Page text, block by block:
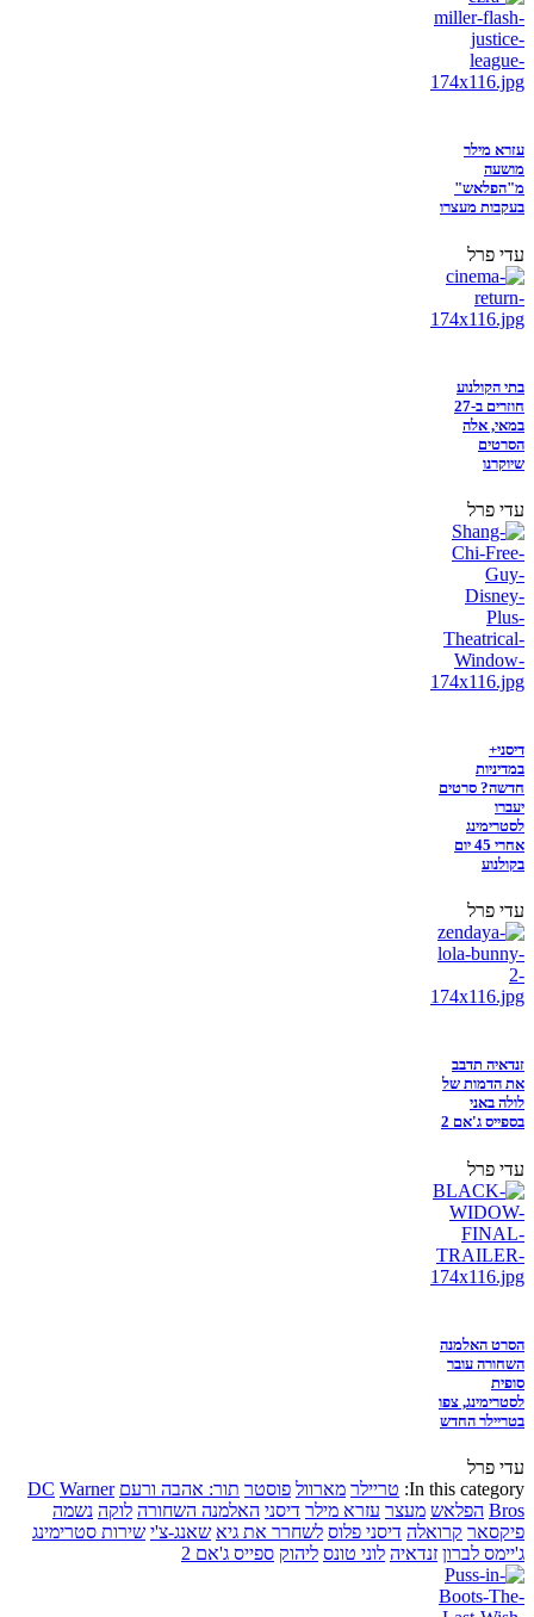
עזרא מילר
מושעה
מ"הפלאש"
בעקבות מעצרו
עדי פרל
בתי הקולנוע
חוזרים ב-27
במאי, אלה
הסרטים
שיוקרנו
עדי פרל
דיסני+
במדיניות
חדשה? סרטים
יעברו
לסטרימינג
אחרי 45 יום
בקולנוע
עדי פרל
זנדאיה תדבב
את הדמות של
לולה באני
בספייס ג'אם 2
עדי פרל
הסרט האלמנה
השחורה עובר
סופית
לסטרימינג, צפו
בטריילר החדש
עדי פרל
In this category: טריילר מארוול פוסטר תור: אהבה ורעם DC Warner
Bros הפלאש מעצר עזרא מילר דיסני האלמנה השחורה לוקה נשמה
פיקסאר קרואלה דיסני פלוס לשחרר את גיא שאנג-צ'י שירות סטרימינג
ג'יימס לברון זנדאיה לוני טונס ליהוק ספייס ג'אם 2